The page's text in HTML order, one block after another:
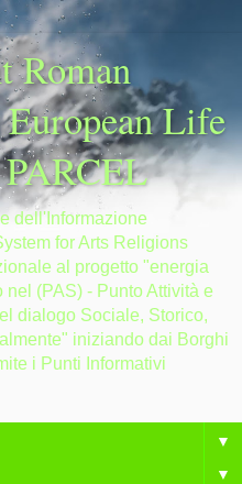
Roman
Life
dell'Informazione
for Arts Religions
al progetto "energia
(PAS) - Punto Attività e
dialogo Sociale, Storico,
iniziando dai Borghi
i Punti Informativi
▼
▼